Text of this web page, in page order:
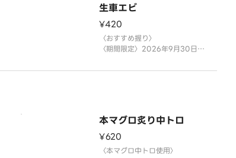
生車エビ
¥420
〈おすすめ握り〉
〈期間限定〉2026年9月30日
※数量限定につき、売り切れの際
本マグロ炙り中トロ
¥620
〈本マグロ中トロ使用〉